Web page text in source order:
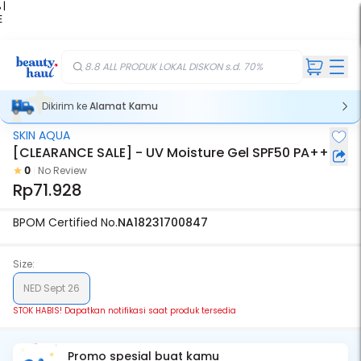
|
8.8 ALL PRODUK LOKAL DISKON s.d. 70%
Dikirim keAlamat Kamu
Stok Habis
SKIN AQUA
[CLEARANCE SALE] - UV Moisture Gel SPF50 PA++
0 No Review
Rp71.928
BPOM Certified No.NA18231700847
Size:
NED Sept 26
STOK HABIS! Dapatkan notifikasi saat produk tersedia
Promo spesial buat kamu